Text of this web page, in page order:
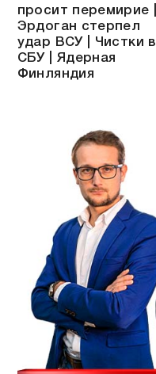
просит перемирие |
Эрдоган стерпел
удар ВСУ | Чистки в
СБУ | Ядерная
Финляндия